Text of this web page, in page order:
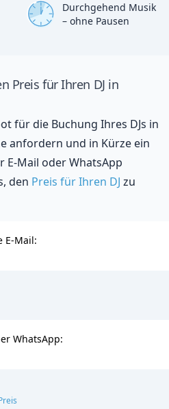
Durchgehend Musik
– ohne Pausen
Preis für Ihren DJ in
für die Buchung Ihres DJs in
anfordern und in Kürze ein
E-Mail oder WhatsApp
den Preis für Ihren DJ zu
E-Mail:
WhatsApp: